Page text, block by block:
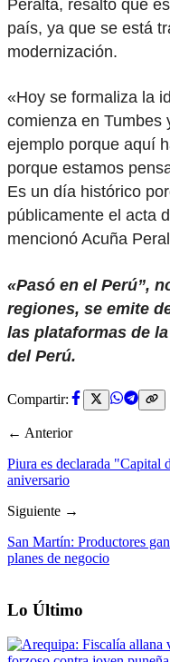
Peralta, resaltó que
país, ya que se está
modernización.
«Hoy se formaliza la
comienza en Tumbes
ejemplo porque aquí
porque estamos
Es un día histórico
públicamente el acta
mencionó Acuña
«Pasó en el Perú”,
regiones, se emite
las plataformas de
del Perú.
Compartir:
← Anterior
Piura es declarada "Capital
aniversario
Siguiente →
San Martín: Productores
planes de negocio
Lo Último